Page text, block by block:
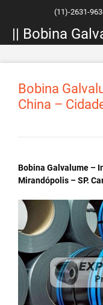
conteúdo
(11)-2631-
|| Bobina
Bobina
China –
Bobina Galvalume –
Mirandópolis – SP.